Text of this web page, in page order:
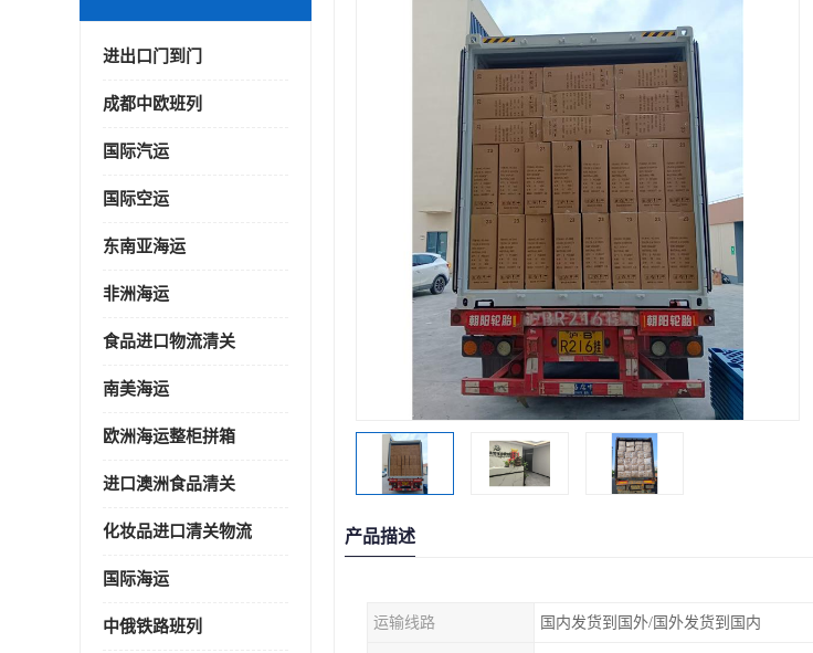
进出口门到门
成都中欧班列
国际汽运
国际空运
东南亚海运
非洲海运
食品进口物流清关
南美海运
欧洲海运整柜拼箱
进口澳洲食品清关
化妆品进口清关物流
国际海运
中俄铁路班列
产品描述
运输线路 国内发货到国外/国外发货到国内